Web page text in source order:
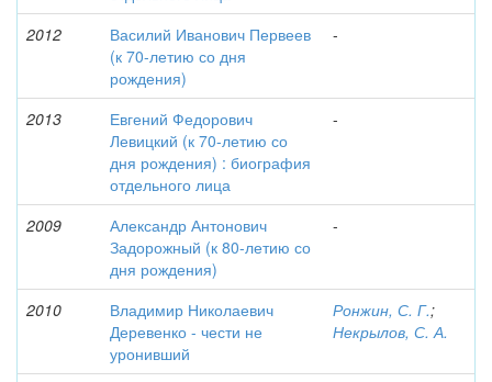
2012
Василий Иванович Первеев
(к 70-летию со дня
рождения)
-
2013
Евгений Федорович
Левицкий (к 70-летию со
дня рождения) : биография
отдельного лица
-
2009
Александр Антонович
Задорожный (к 80-летию со
дня рождения)
-
2010
Владимир Николаевич
Деревенко - чести не
уронивший
Ронжин, С. Г.;
Некрылов, С. А.